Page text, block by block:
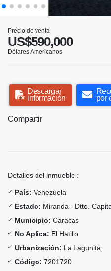
Precio de venta
US$590,000
Dólares Americanos
Descargar
información
por
Compartir
Detalles del inmueble :
País: Venezuela
Estado: Miranda - Dtto.
Municipio: Caracas
No Aplica: El Hatillo
Urbanización: La Lagunita
Código: 7201720